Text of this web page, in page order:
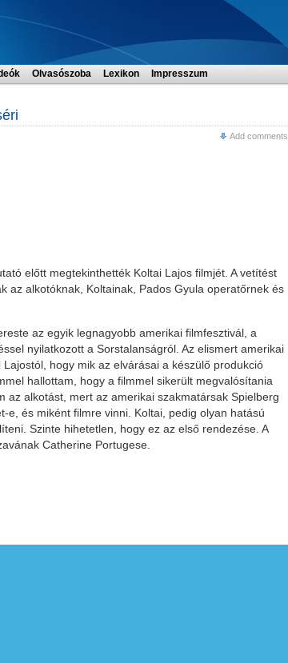
Olvasószoba Lexikon Impresszum
Add comments
előtt megtekinthették Koltai Lajos filmjét. A vetítést
az alkotóknak, Koltainak, Pados Gyula operatőrnek és
az egyik legnagyobb amerikai filmfesztivál, a
nyilatkozott a Sorstalanságról. Az elismert amerikai
hogy mik az elvárásai a készülő produkció
hallottam, hogy a filmmel sikerült megvalósítania
alkotást, mert az amerikai szakmatársak Spielberg
és miként filmre vinni. Koltai, pedig olyan hatású
Szinte hihetetlen, hogy ez az első rendezése. A
Catherine Portugese.